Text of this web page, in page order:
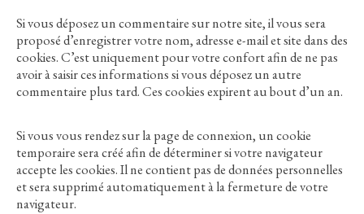
Si vous déposez un commentaire sur notre site, il vous sera
proposé d’enregistrer votre nom, adresse e-mail et site dans des
cookies. C’est uniquement pour votre confort afin de ne pas
avoir à saisir ces informations si vous déposez un autre
commentaire plus tard. Ces cookies expirent au bout d’un an.
Si vous vous rendez sur la page de connexion, un cookie
temporaire sera créé afin de déterminer si votre navigateur
accepte les cookies. Il ne contient pas de données personnelles
et sera supprimé automatiquement à la fermeture de votre
navigateur.